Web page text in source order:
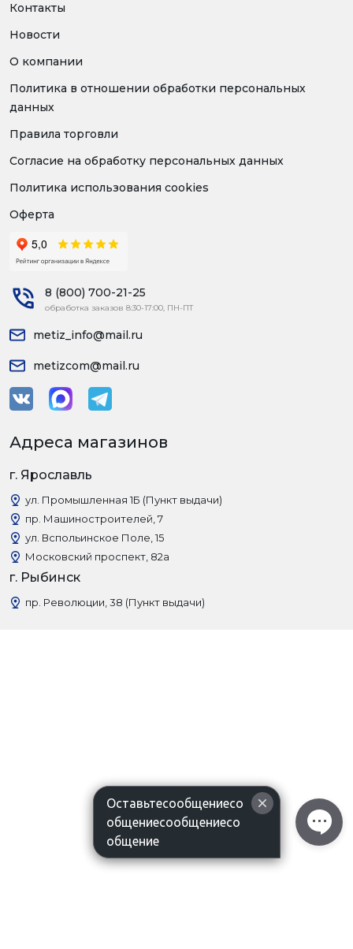
Контакты
Новости
О компании
Политика в отношении обработки персональных
данных
Правила торговли
Согласие на обработку персональных данных
Политика использования cookies
Оферта
8 (800) 700-21-25
обработка заказов 8:30-17:00, ПН-ПТ
metiz_info@mail.ru
metizcom@mail.ru
Адреса магазинов
г. Ярославль
ул. Промышленная 1Б (Пункт выдачи)
пр. Машиностроителей, 7
ул. Вспольинское Поле, 15
Московский проспект, 82а
г. Рыбинск
пр. Революции, 38 (Пункт выдачи)
Оставьтесообщениесо
общениесообщениесо
общение